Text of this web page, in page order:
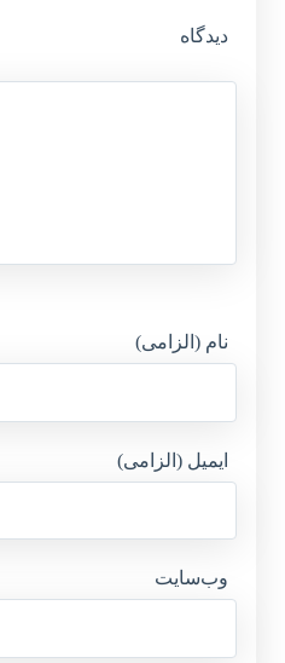
دیدگاه
نام (الزامی)
ایمیل (الزامی)
وب‌سایت